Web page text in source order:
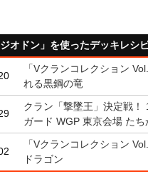
ジオドン」を使ったデッキレシ
「Vクランコレクション
れる黒鋼の竜
クラン「撃墜王」決定戦！
ガード WGP 東京会場 た
「Vクランコレクション
ドラゴン